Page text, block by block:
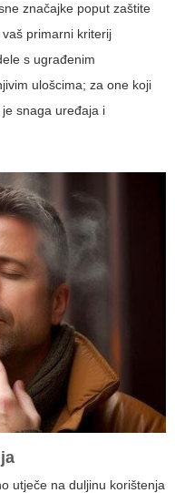
značajke poput zaštite
primarni kriterij
s ugrađenim
ulošcima; za one koji
snaga uređaja i
utječe na duljinu korištenja